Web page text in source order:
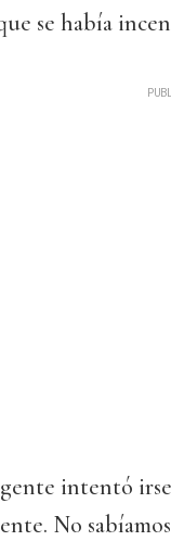
se había
intentó
No